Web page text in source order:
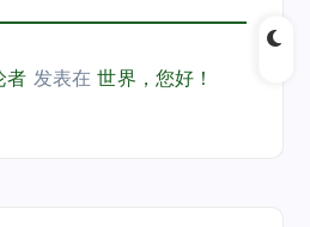
者 发表在世界，您好！